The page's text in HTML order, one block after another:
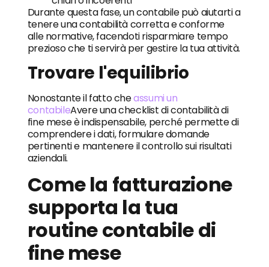
Durante questa fase, un contabile può aiutarti a
tenere una contabilità corretta e conforme
alle normative, facendoti risparmiare tempo
prezioso che ti servirà per gestire la tua attività.
Trovare l'equilibrio
Nonostante il fatto cheassumi un
contabileAvere una checklist di contabilità di
fine mese è indispensabile, perché permette di
comprendere i dati, formulare domande
pertinenti e mantenere il controllo sui risultati
aziendali.
Come la fatturazione
supporta la tua
routine contabile di
fine mese